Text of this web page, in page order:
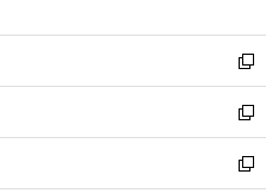
開
く
ウ
で
開
く
ン
ド
ウ
で
開
く
ウ
ィ
ン
ド
ウ
で
開
新
し
い
ウ
ィ
新
し
い
新